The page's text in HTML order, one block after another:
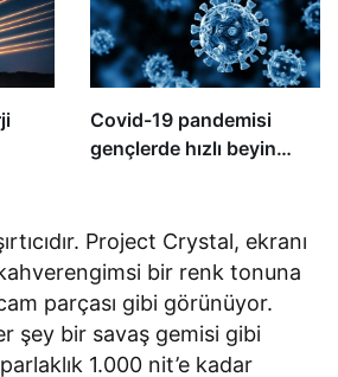
Covid-19 pandemisi
gençlerde hızlı beyin
Project Crystal, ekranı
bir renk tonuna
parçası gibi görünüyor.
şey bir savaş gemisi gibi
1.000 nit’e kadar